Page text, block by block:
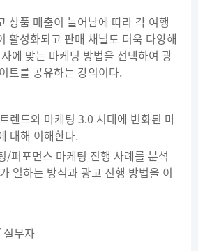
상품 매출이 늘어남에 따라 각 여행
활성화되고 판매 채널도 더욱 다양해
에 맞는 마케팅 방법을 선택하여 광
트를 공유하는 강의이다.
렌드와 마케팅 3.0 시대에 변화된 마
대해 이해한다.
/퍼포먼스 마케팅 진행 사례를 분석
일하는 방식과 광고 진행 방법을 이
실무자